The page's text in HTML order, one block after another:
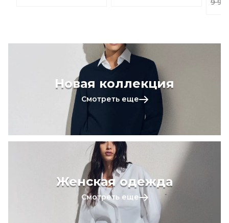
9
Новая коллекция
Смотреть еще
Женская одежда
Смотреть еще